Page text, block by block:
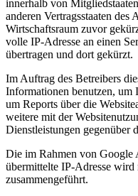
innerhalb von
anderen Vertragsstaaten des
Wirtschaftsraum zuvor
volle IP-Adresse an einen
übertragen und dort gekürzt.
Im Auftrag des Betreibers
Informationen benutzen, um
um Reports über die
weitere mit der
Dienstleistungen gegenüber
Die im Rahmen von
übermittelte IP-Adresse
zusammengeführt.